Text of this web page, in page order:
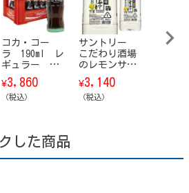
コカ・コー
ラ 190ml レ
ギュラー
瓶 24本/ケー
ス
¥3,860
（税込）
サントリー
こだわり酒場
のレモンサワ
ーの素コン
ク 1.8L
¥3,140
（税込）
サン
した商品